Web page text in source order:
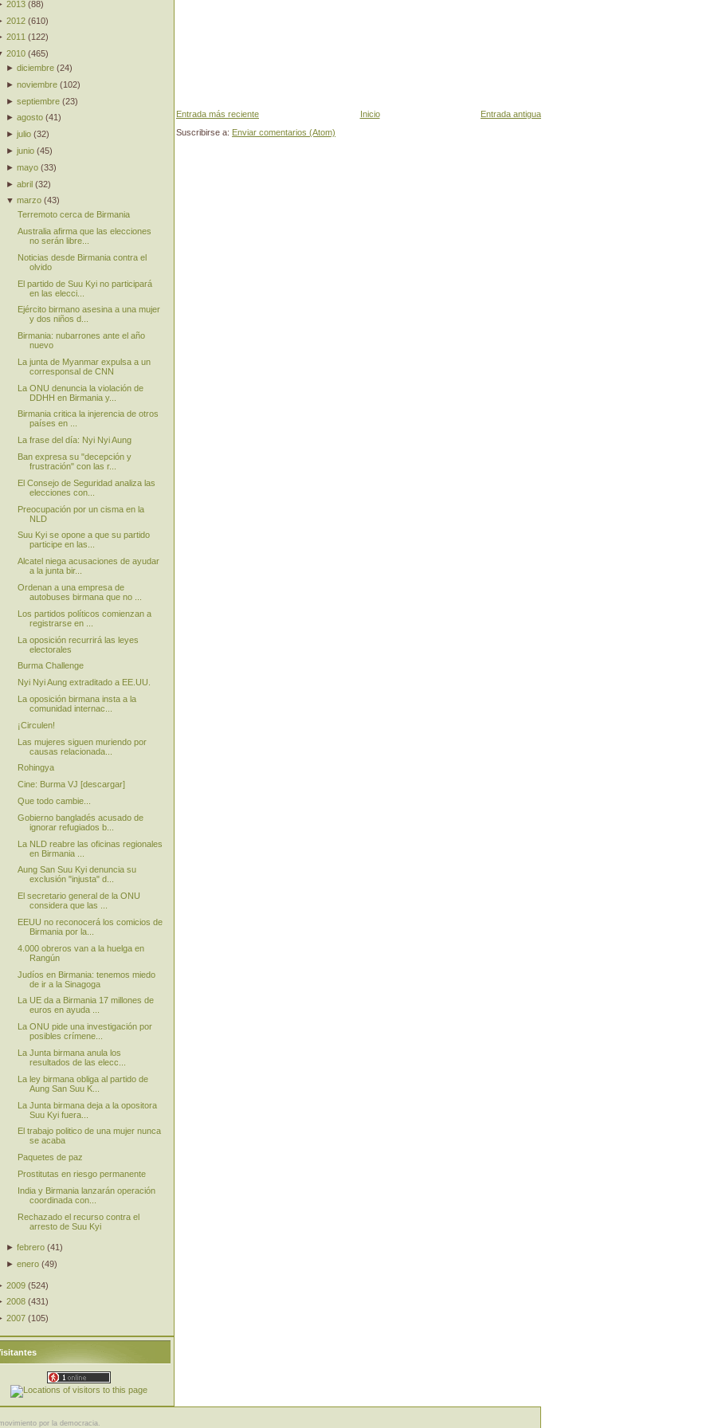
Entrada más reciente Entrada antigua
Inicio
Suscribirse a: Enviar comentarios (Atom)
2013 (88)
2012 (610)
2011 (122)
2010 (465)
►diciembre (24)
►noviembre (102)
►septiembre (23)
►agosto (41)
►julio (32)
►junio (45)
►mayo (33)
►abril (32)
▼marzo (43)
Terremoto cerca de Birmania
Australia afirma que las elecciones
no serán libre...
Noticias desde Birmania contra el
olvido
El partido de Suu Kyi no participará
en las elecci...
Ejército birmano asesina a una mujer
y dos niños d...
Birmania: nubarrones ante el año
nuevo
La junta de Myanmar expulsa a un
corresponsal de CNN
La ONU denuncia la violación de
DDHH en Birmania y...
Birmania critica la injerencia de otros
países en ...
La frase del día: Nyi Nyi Aung
Ban expresa su "decepción y
frustración" con las r...
El Consejo de Seguridad analiza las
elecciones con...
Preocupación por un cisma en la
NLD
Suu Kyi se opone a que su partido
participe en las...
Alcatel niega acusaciones de ayudar
a la junta bir...
Ordenan a una empresa de
autobuses birmana que no ...
Los partidos políticos comienzan a
registrarse en ...
La oposición recurrirá las leyes
electorales
Burma Challenge
Nyi Nyi Aung extraditado a EE.UU.
La oposición birmana insta a la
comunidad internac...
¡Circulen!
Las mujeres siguen muriendo por
causas relacionada...
Rohingya
Cine: Burma VJ [descargar]
Que todo cambie...
Gobierno bangladés acusado de
ignorar refugiados b...
La NLD reabre las oficinas regionales
en Birmania ...
Aung San Suu Kyi denuncia su
exclusión "injusta" d...
El secretario general de la ONU
considera que las ...
EEUU no reconocerá los comicios de
Birmania por la...
4.000 obreros van a la huelga en
Rangún
Judíos en Birmania: tenemos miedo
de ir a la Sinagoga
La UE da a Birmania 17 millones de
euros en ayuda ...
La ONU pide una investigación por
posibles crímene...
La Junta birmana anula los
resultados de las elecc...
La ley birmana obliga al partido de
Aung San Suu K...
La Junta birmana deja a la opositora
Suu Kyi fuera...
El trabajo politico de una mujer nunca
se acaba
Paquetes de paz
Prostitutas en riesgo permanente
India y Birmania lanzarán operación
coordinada con...
Rechazado el recurso contra el
arresto de Suu Kyi
►febrero (41)
►enero (49)
2009 (524)
2008 (431 )
2007 (105)
por la democracia.